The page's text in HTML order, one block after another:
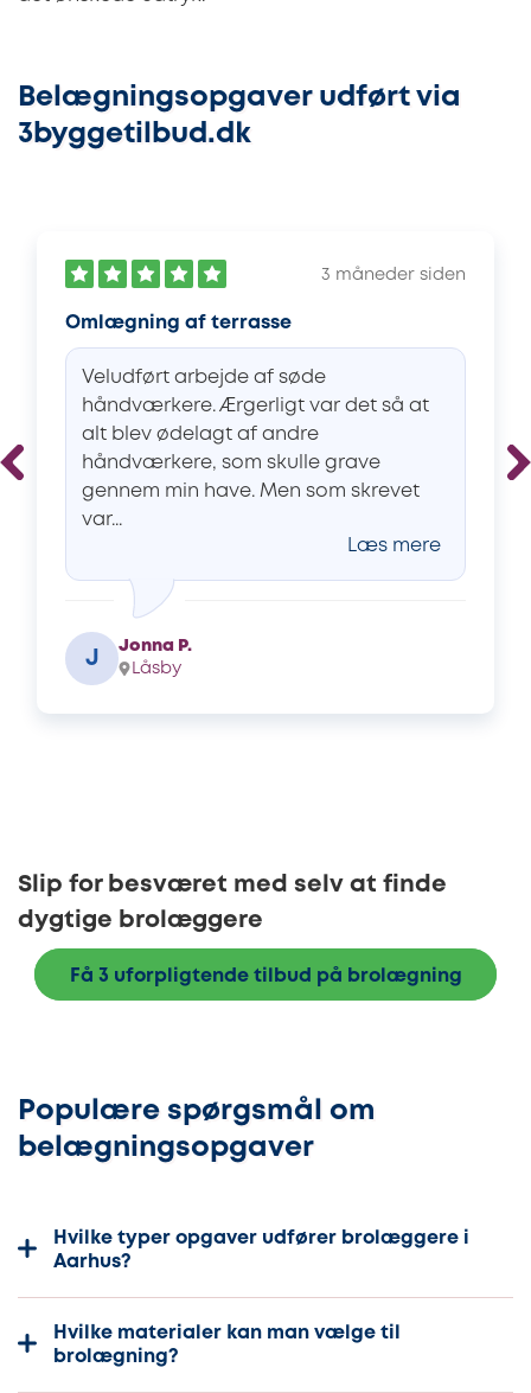
Belægningsopgaver udført via
3byggetilbud.dk
3 måneder siden
Omlægning af terrasse
Veludført arbejde af søde
håndværkere. Ærgerligt var det så at
alt blev ødelagt af andre
håndværkere, som skulle grave
gennem min have. Men som skrevet
var...
Læs mere
J
Jonna P.
Låsby
Slip for besværet med selv at finde
dygtige brolæggere
Få 3 uforpligtende tilbud på brolægning
Populære spørgsmål om
belægningsopgaver
Hvilke typer opgaver udfører brolæggere i
Aarhus?
Hvilke materialer kan man vælge til
brolægning?